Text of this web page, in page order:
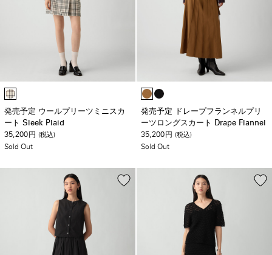
発売予定 ウールプリーツミニスカ
ート Sleek Plaid
35,200円 (税込)
Sold Out
発売予定 ドレープフランネルプリ
ーツロングスカート Drape Flannel
35,200円 (税込)
Sold Out